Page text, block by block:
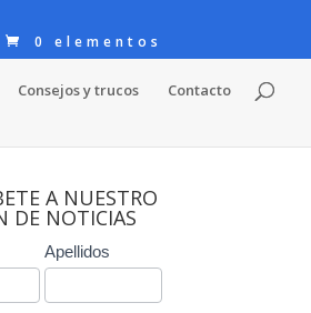
0 elementos
Consejos y trucos Contacto
A NUESTRO
DE NOTICIAS
Apellidos